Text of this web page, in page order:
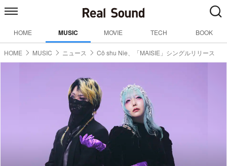
HOME MUSIC MOVIE TECH BOOK
HOME MUSIC ニュース Cö shu Nie、「MAISIE」シングルリリース